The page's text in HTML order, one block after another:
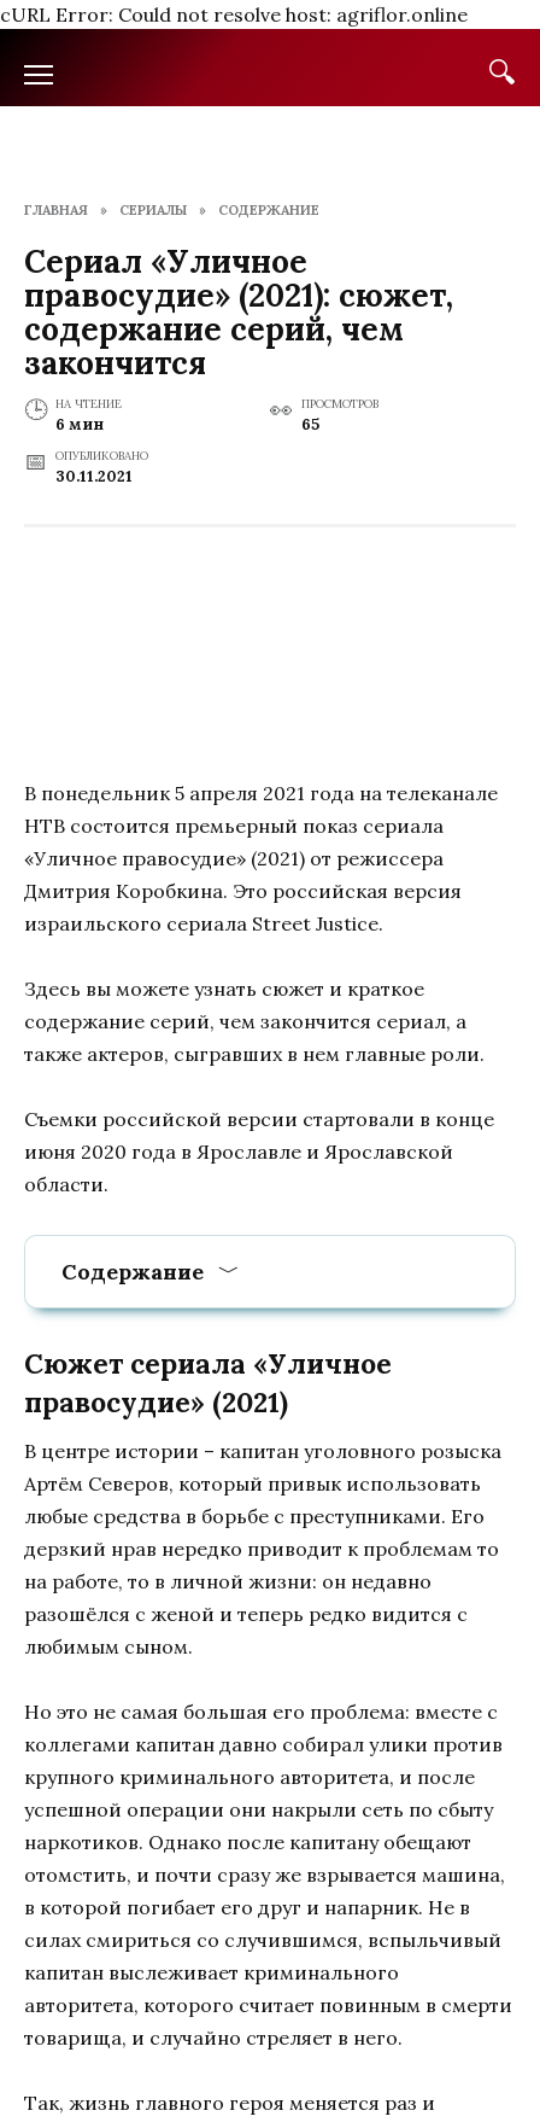
cURL Error: Could not resolve host: agriflor.online
содержанию
ГЛАВНАЯ » СЕРИАЛЫ » СОДЕРЖАНИЕ
Сериал «Уличное
правосудие» (2021): сюжет,
содержание серий, чем
закончится
НА ЧТЕНИЕ
6 мин
ПРОСМОТРОВ
65
ОПУБЛИКОВАНО
30.11.2021
В понедельник 5 апреля 2021 года на телеканале
НТВ состоится премьерный показ сериала
«Уличное правосудие» (2021) от режиссера
Дмитрия Коробкина. Это российская версия
израильского сериала Street Justice.
Здесь вы можете узнать сюжет и краткое
содержание серий, чем закончится сериал, а
также актеров, сыгравших в нем главные роли.
Съемки российской версии стартовали в конце
июня 2020 года в Ярославле и Ярославской
области.
Содержание
Сюжет сериала «Уличное
правосудие» (2021)
В центре истории – капитан уголовного розыска
Артём Северов, который привык использовать
любые средства в борьбе с преступниками. Его
дерзкий нрав нередко приводит к проблемам то
на работе, то в личной жизни: он недавно
разошёлся с женой и теперь редко видится с
любимым сыном.
Но это не самая большая его проблема: вместе с
коллегами капитан давно собирал улики против
крупного криминального авторитета, и после
успешной операции они накрыли сеть по сбыту
наркотиков. Однако после капитану обещают
отомстить, и почти сразу же взрывается машина,
в которой погибает его друг и напарник. Не в
силах смириться со случившимся, вспыльчивый
капитан выслеживает криминального
авторитета, которого считает повинным в смерти
товарища, и случайно стреляет в него.
Так, жизнь главного героя меняется раз и